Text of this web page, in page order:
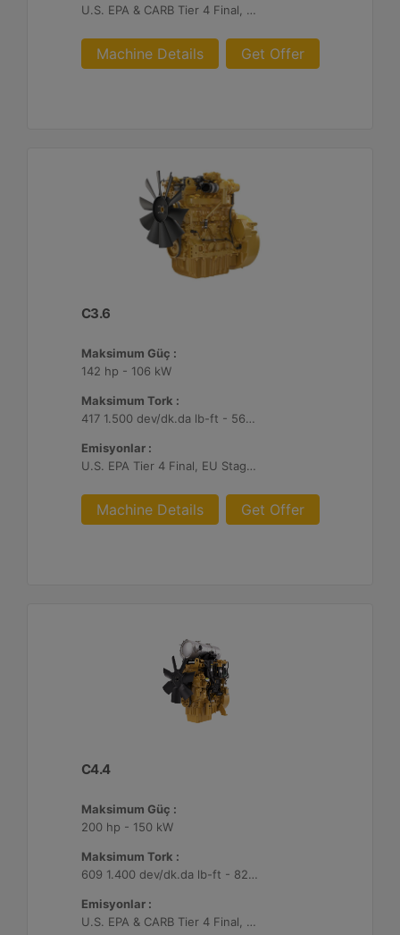
U.S. EPA & CARB Tier 4 Final, EU Stage V
Machine Details Get Offer
C3.6
Maksimum Güç :
142 hp - 106 kW
Maksimum Tork :
417 1.500 dev/dk.da lb-ft - 566 1.500 dev/dk.da Nm
Emisyonlar :
U.S. EPA Tier 4 Final, EU Stage V, Japan 2014
Machine Details Get Offer
C4.4
Maksimum Güç :
200 hp - 150 kW
Maksimum Tork :
609 1.400 dev/dk.da lb-ft - 825 1.400 dev/dk.da Nm
Emisyonlar :
U.S. EPA & CARB Tier 4 Final, EU Stage V